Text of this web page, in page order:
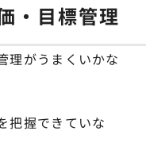
・目標管理
理がうまくいかな
把握できていな